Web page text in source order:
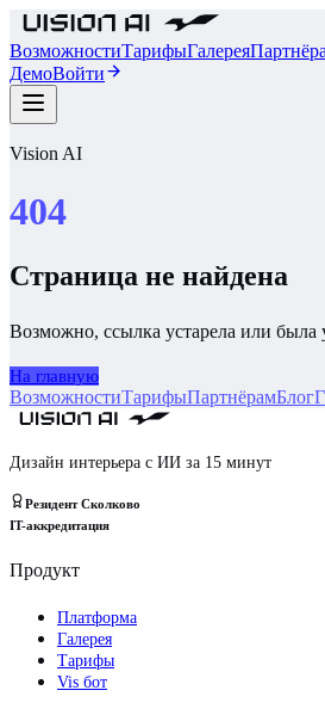
ВозможностиТарифыГалерея
ДемоВойти
Vision AI
404
Страница не найдена
Возможно, ссылка устарела или была
На главную
ВозможностиТарифыПартнёрамБлог
Дизайн интерьера с ИИ за 15 минут
Резидент Сколково
IT-аккредитация
Продукт
Платформа
Галерея
Тарифы
Vis бот